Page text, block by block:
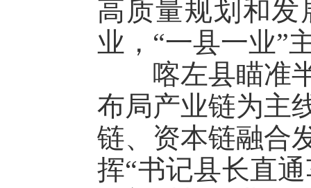
高质量规划和
业，“一县一业”
喀左县瞄准半
布局产业链为主
链、资本链融合
挥“书记县长直